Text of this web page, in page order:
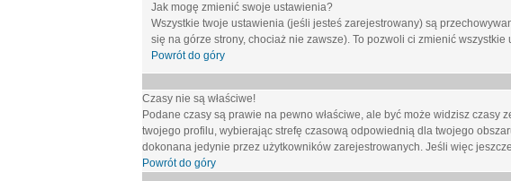
Jak mogę zmienić swoje ustawienia?
Wszystkie twoje ustawienia (jeśli jesteś zarejestrowany) są
się na górze strony, chociaż nie zawsze). To pozwoli ci zmienić wszystkie
Powrót do góry
Czasy nie są właściwe!
Podane czasy są prawie na pewno właściwe, ale być może widzisz
twojego profilu, wybierając strefę czasową odpowiednią dla twojego
dokonana jedynie przez użytkowników zarejestrowanych. Jeśli więc
Powrót do góry